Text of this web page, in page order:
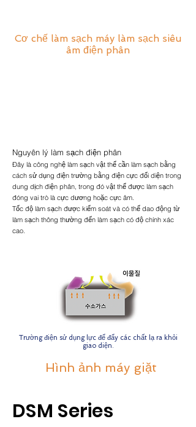
Cơ chế làm sạch máy làm sạch siêu
âm điện phân
Nguyên lý làm sạch điện phân
Đây là công nghệ làm sạch vật thể cần làm sạch bằng
cách sử dụng điện trường bằng điện cực đối diện trong
dung dịch điện phân, trong đó vật thể được làm sạch
đóng vai trò là cực dương hoặc cực âm.
Tốc độ làm sạch được kiểm soát và có thể dao động từ
làm sạch thông thường đến làm sạch có độ chính xác
cao.
Trường điện sử dụng lực để đẩy các chất lạ ra khỏi
giao diện.
Hình ảnh máy giặt
DSM Series